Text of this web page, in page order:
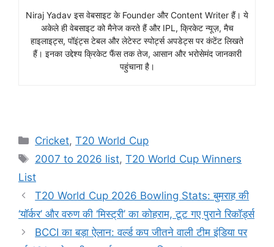
Niraj Yadav इस वेबसाइट के Founder और Content Writer हैं। ये
अकेले ही वेबसाइट को मैनेज करते हैं और IPL, क्रिकेट न्यूज़, मैच
हाइलाइट्स, पॉइंट्स टेबल और लेटेस्ट स्पोर्ट्स अपडेट्स पर कंटेंट लिखते
हैं। इनका उद्देश्य क्रिकेट फैंस तक तेज, आसान और भरोसेमंद जानकारी
पहुंचाना है।
Cricket,T20 World Cup
2007 to 2026 list,T20 World Cup Winners
List
T20 World Cup 2026 Bowling Stats: बुमराह की
‘यॉर्कर’ और वरुण की ‘मिस्ट्री’ का कोहराम, टूट गए पुराने रिकॉर्ड्स
BCCI का बड़ा ऐलान: वर्ल्ड कप जीतने वाली टीम इंडिया पर